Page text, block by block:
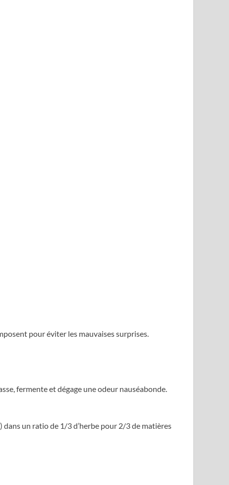
pour éviter les mauvaises surprises.
fermente et dégage une odeur nauséabonde.
un ratio de 1/3 d’herbe pour 2/3 de matières